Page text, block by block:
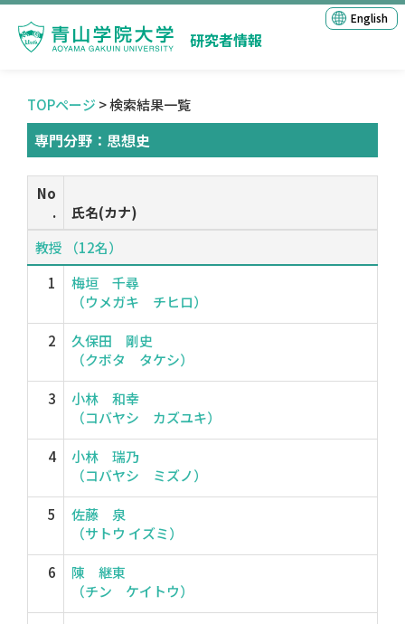
研究者情報
English
TOPページ > 検索結果一覧
専門分野：思想史
No
.
氏名(カナ)
教授 （12名）
1
梅垣 千尋
（ウメガキ チヒロ）
2
久保田 剛史
（クボタ タケシ）
3
小林 和幸
（コバヤシ カズユキ）
4
小林 瑞乃
（コバヤシ ミズノ）
5
佐藤 泉
（サトウ イズミ）
6
陳 継東
（チン ケイトウ）